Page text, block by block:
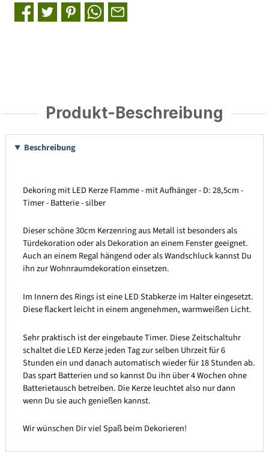
Produkt-Beschreibung
Beschreibung
Dekoring mit LED Kerze Flamme - mit Aufhänger - D: 28,5cm -
Timer - Batterie - silber
Dieser schöne 30cm Kerzenring aus Metall ist besonders als
Türdekoration oder als Dekoration an einem Fenster geeignet.
Auch an einem Regal hängend oder als Wandschluck kannst Du
ihn zur Wohnraumdekoration einsetzen.
Im Innern des Rings ist eine LED Stabkerze im Halter eingesetzt.
Diese flackert leicht in einem angenehmen, warmweißen Licht.
Sehr praktisch ist der eingebaute Timer. Diese Zeitschaltuhr
schaltet die LED Kerze jeden Tag zur selben Uhrzeit für 6
Stunden ein und danach automatisch wieder für 18 Stunden ab.
Das spart Batterien und so kannst Du ihn über 4 Wochen ohne
Batterietausch betreiben. Die Kerze leuchtet also nur dann
wenn Du sie auch genießen kannst.
Wir wünschen Dir viel Spaß beim Dekorieren!